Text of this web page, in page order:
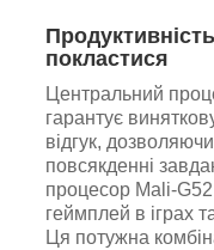
покластися
Центральний
гарантує
відгук,
повсякденні
процесор Mali-
геймплей в іграх
Ця потужна